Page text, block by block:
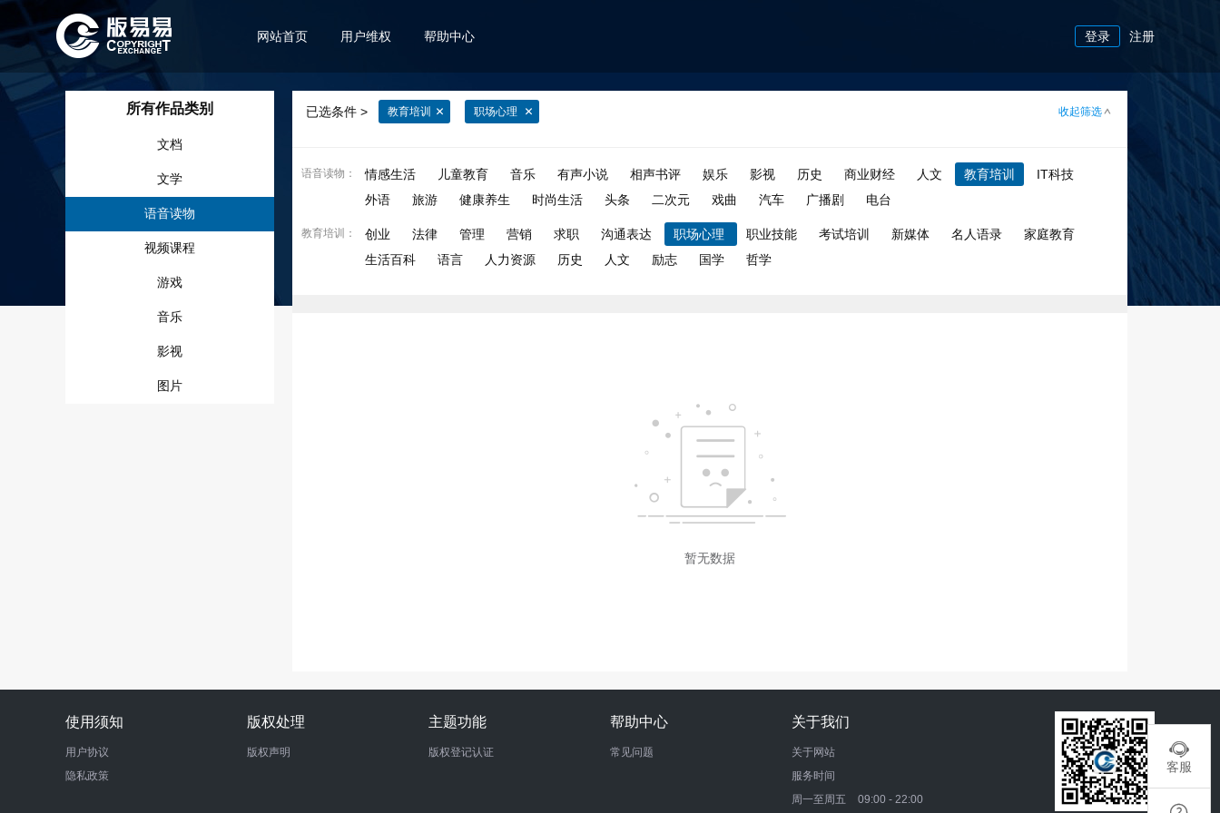
网站首页 用户维权 帮助中心 登录 注册

客服
所有作品类别
文档
文学
语音读物
视频课程
游戏
音乐
影视
图片
已选条件 > 教育培训 职场心理 收起筛选
语音读物 ： 情感生活 儿童教育 音乐 有声小说 相声书评 娱乐 影视 历史 商业财经 人文 教育培训
IT科技
外语
旅游 健康养生 时尚生活 头条 二次元 戏曲 汽车 广播剧 电台
教育培训 ： 创业 法律 管理 营销 求职 沟通表达 职场心理 职业技能 考试培训 新媒体 名人语录
家庭教育
生活百科
语言 人力资源 历史 人文 励志 国学 哲学
暂无数据
使用须知
用户协议
隐私政策
版权处理
版权声明
主题功能
版权登记认证
帮助中心
常见问题
关于我们
关于网站
服务时间
周一至周五
09:00 - 22:00